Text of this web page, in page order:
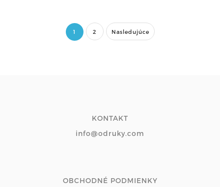
1 2 Nasledujúce
KONTAKT
info@odruky.com
OBCHODNÉ PODMIENKY